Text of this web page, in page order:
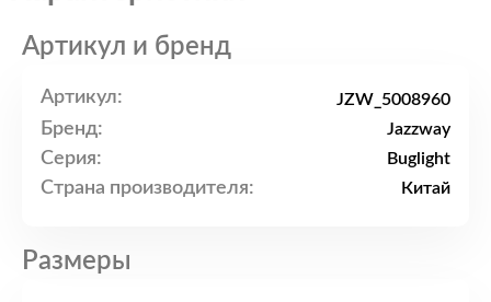
Артикул и бренд
Артикул: JZW_5008960
Бренд: Jazzway
Серия: Buglight
Страна производителя: Китай
Размеры